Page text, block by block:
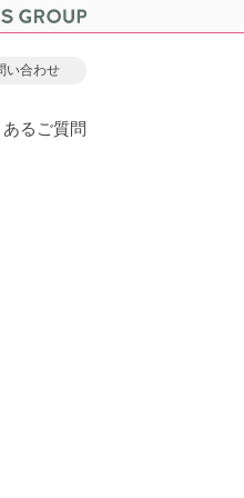
い合わせ
あるご質問